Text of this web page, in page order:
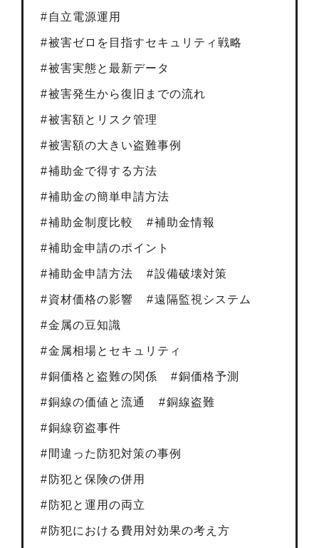
自立電源運用
被害ゼロを目指すセキュリティ戦略
被害実態と最新データ
被害発生から復旧までの流れ
被害額とリスク管理
被害額の大きい盗難事例
補助金で得する方法
補助金の簡単申請方法
補助金制度比較 補助金情報
補助金申請のポイント
補助金申請方法 設備破壊対策
資材価格の影響 遠隔監視システム
金属の豆知識
金属相場とセキュリティ
銅価格と盗難の関係 銅価格予測
銅線の価値と流通 銅線盗難
銅線窃盗事件
間違った防犯対策の事例
防犯と保険の併用
防犯と運用の両立
防犯における費用対効果の考え方